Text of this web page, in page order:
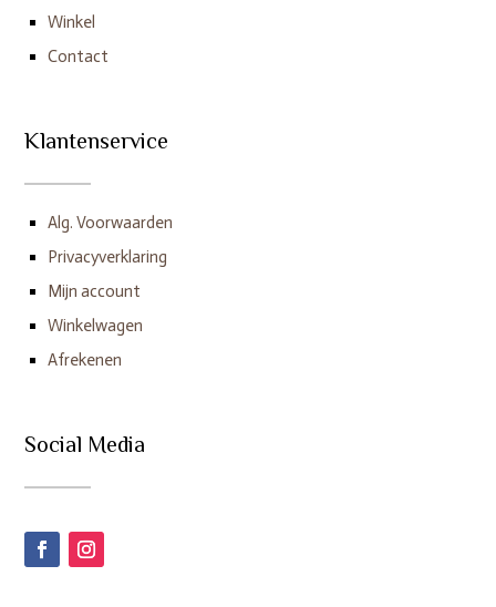
Winkel
Contact
Klantenservice
Alg. Voorwaarden
Privacyverklaring
Mijn account
Winkelwagen
Afrekenen
Social Media